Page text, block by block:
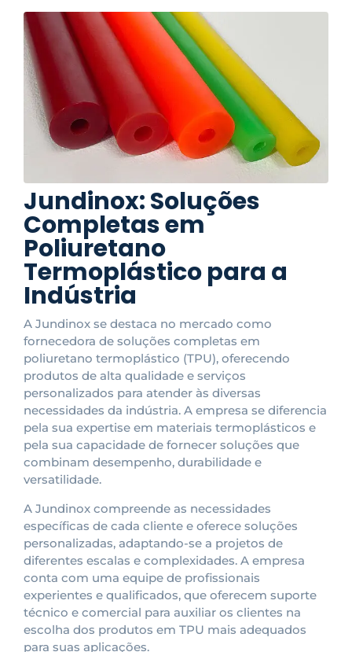
Jundinox: Soluções
Completas em
Poliuretano
Termoplástico para a
Indústria
A Jundinox se destaca no mercado como
fornecedora de soluções completas em
poliuretano termoplástico (TPU), oferecendo
produtos de alta qualidade e serviços
personalizados para atender às diversas
necessidades da indústria. A empresa se diferencia
pela sua expertise em materiais termoplásticos e
pela sua capacidade de fornecer soluções que
combinam desempenho, durabilidade e
versatilidade.
A Jundinox compreende as necessidades
específicas de cada cliente e oferece soluções
personalizadas, adaptando-se a projetos de
diferentes escalas e complexidades. A empresa
conta com uma equipe de profissionais
experientes e qualificados, que oferecem suporte
técnico e comercial para auxiliar os clientes na
escolha dos produtos em TPU mais adequados
para suas aplicações.